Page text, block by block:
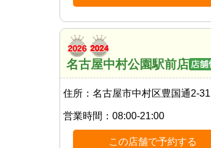
名古屋中村公園駅前店
住所： 名古屋市中村区豊国通2-31
営業時間： 08:00-21:00
この店舗で予約する